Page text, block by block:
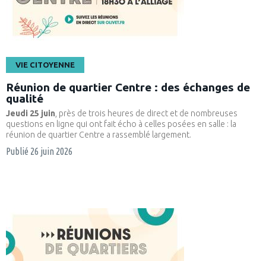
VIE CITOYENNE
Réunion de quartier Centre : des échanges de
qualité
Jeudi 25 juin , près de trois heures de direct et de nombreuses
questions en ligne qui ont fait écho à celles posées en salle : la
réunion de quartier Centre a rassemblé largement.
Publié 26 juin 2026